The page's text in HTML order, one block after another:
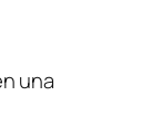
una